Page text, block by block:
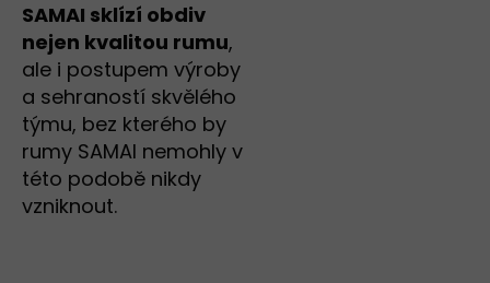
SAMAI sklízí obdiv
nejen kvalitou rumu,
ale i postupem výroby
a sehraností skvělého
týmu, bez kterého by
rumy SAMAI nemohly v
této podobě nikdy
vzniknout.